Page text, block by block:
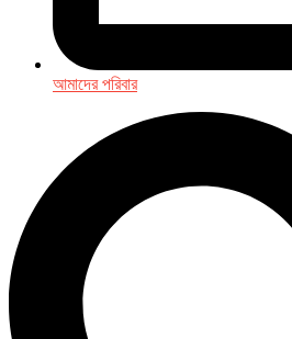
আমাদের পরিবার